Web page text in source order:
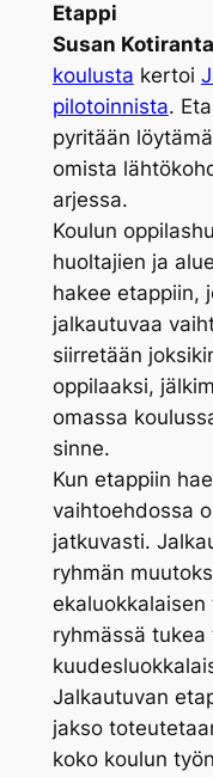
Etappi
Susan
koulusta kertoi
pilotoinnista.
pyritään
omista
arjessa.
Koulun
huoltajien ja
hakee etappiin,
jalkautuvaa
siirretään
oppilaaksi,
omassa
sinne.
Kun etappiin
vaihtoehdossa
jatkuvasti.
ryhmän
ryhmässä tukea
Jalkautuvan
jakso
koko koulun